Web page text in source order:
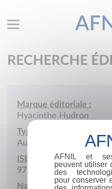
RECHERCHE
Marque éditoriale :
Hyacinthe Hudron
Type de société :
Auto-édition
ISBN :
978-2-9594284
Nationalité :
AFNIL et
peuvent utiliser
des
pour conserver